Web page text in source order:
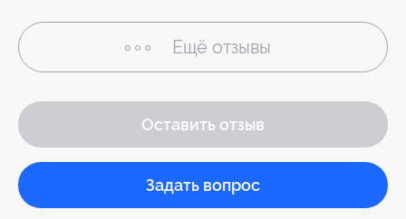
Ещё отзывы
Оставить отзыв
Задать вопрос